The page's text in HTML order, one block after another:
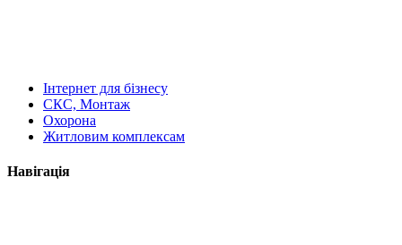
Інтернет для бізнесу
СКС, Монтаж
Охорона
Житловим комплексам
Навігація